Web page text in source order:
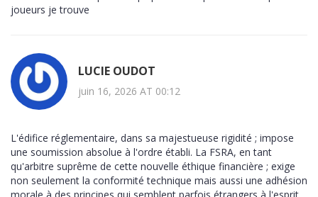
joueurs je trouve
LUCIE OUDOT
juin 16, 2026 AT 00:12
L'édifice réglementaire, dans sa majestueuse rigidité ; impose
une soumission absolue à l'ordre établi. La FSRA, en tant
qu'arbitre suprême de cette nouvelle éthique financière ; exige
non seulement la conformité technique mais aussi une adhésion